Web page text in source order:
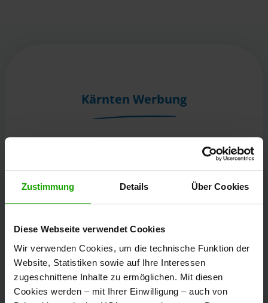
Zustimmung Details Über Cookies
Diese Webseite verwendet Cookies
Wir verwenden Cookies, um die technische Funktion der
Website, Statistiken sowie auf Ihre Interessen
zugeschnittene Inhalte zu ermöglichen. Mit diesen
Cookies werden – mit Ihrer Einwilligung – auch von
Kärnten Werbung
Österreich
+43/463/3000
info@kaernten.at
Bleibe informiert!